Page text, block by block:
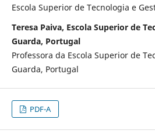
Escola Superior de Tecnologia e
Teresa Paiva, Escola Superior de
Guarda, Portugal
Professora da Escola Superior de
Guarda, Portugal
PDF-A